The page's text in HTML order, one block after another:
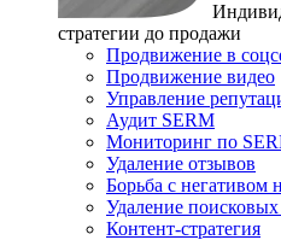
стратегии до продажи
Продвижение в
Продвижение видео
Управление
Аудит SERM
Мониторинг по
Удаление отзывов
Борьба с негативом
Удаление поисковых
Контент-стратегия